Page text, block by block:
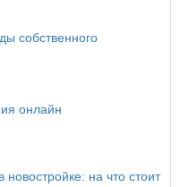
собственного
онлайн
новостройке: на что стоит